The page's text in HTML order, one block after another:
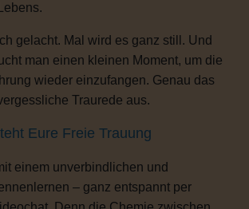
gelacht. Mal wird es ganz still. Und
man einen kleinen Moment, um die
wieder einzufangen. Genau das
Traurede aus.
Eure Freie Trauung
einem unverbindlichen und
– ganz entspannt per